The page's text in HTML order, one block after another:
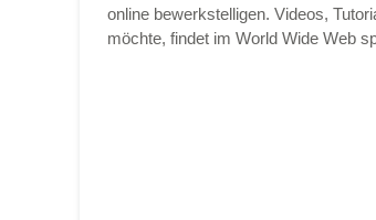
E-Mail*
online bewerkstelligen. Videos,
möchte, findet im World Wide Web